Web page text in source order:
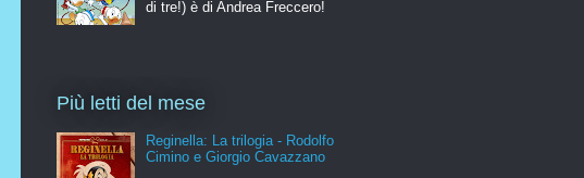
di tre!) è di Andrea Freccero!
Più letti del mese
Reginella: La trilogia - Rodolfo
Cimino e Giorgio Cavazzano